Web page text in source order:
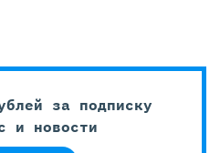
за подписку
и новости